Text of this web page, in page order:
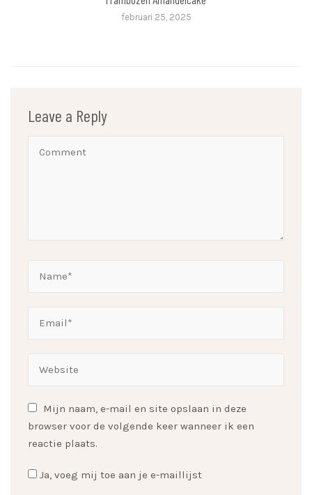
februari 25, 2025
Leave a Reply
Mijn naam, e-mail en site opslaan in deze
browser voor de volgende keer wanneer ik een
reactie plaats.
Ja, voeg mij toe aan je e-maillijst